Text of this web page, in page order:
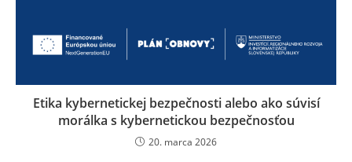
Etika kybernetickej bezpečnosti alebo ako súvisí
morálka s kybernetickou bezpečnosťou
20. marca 2026